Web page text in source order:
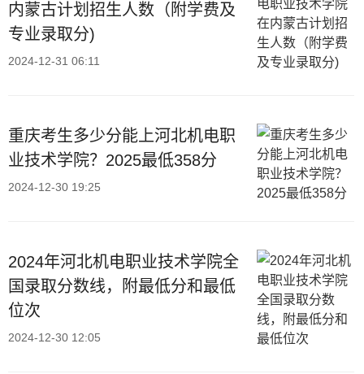
内蒙古计划招生人数（附学费及
专业录取分)
2024-12-31 06:11
重庆考生多少分能上河北机电职
业技术学院？2025最低358分
2024-12-30 19:25
2024年河北机电职业技术学院全
国录取分数线，附最低分和最低
位次
2024-12-30 12:05